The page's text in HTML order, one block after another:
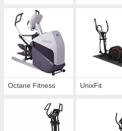
Octane Fitness UnixFit